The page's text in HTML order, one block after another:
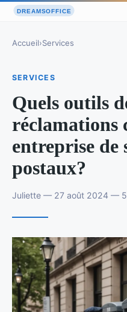
Accueil›Services
SERVICES
Quels outils
réclamations
entreprise de
postaux?
Juliette — 27 août 2024 — 5